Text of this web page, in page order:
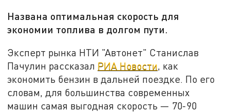
Названа оптимальная скорость для
экономии топлива в долгом пути.
Эксперт рынка НТИ "Автонет" Станислав
Пачулин рассказал РИА Новости, как
экономить бензин в дальней поездке. По его
словам, для большинства современных
машин самая выгодная скорость — 70-90